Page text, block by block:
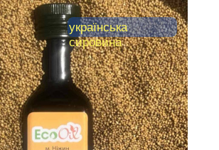
українська
сировина